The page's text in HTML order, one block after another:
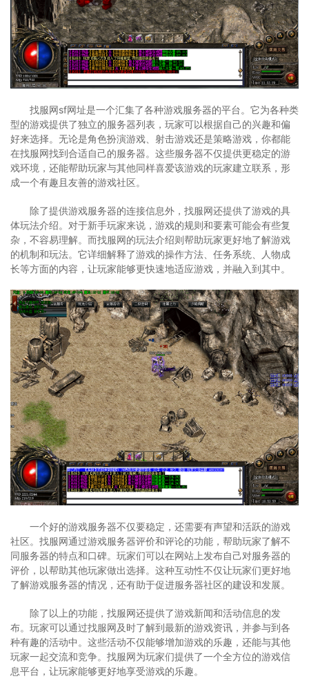
找服网sf网址是一个汇集了各种游戏服务器的平台。它为各种类
型的游戏提供了独立的服务器列表，玩家可以根据自己的兴趣和偏
好来选择。无论是角色扮演游戏、射击游戏还是策略游戏，你都能
在找服网找到合适自己的服务器。这些服务器不仅提供更稳定的游
戏环境，还能帮助玩家与其他同样喜爱该游戏的玩家建立联系，形
成一个有趣且友善的游戏社区。
除了提供游戏服务器的连接信息外，找服网还提供了游戏的具
体玩法介绍。对于新手玩家来说，游戏的规则和要素可能会有些复
杂，不容易理解。而找服网的玩法介绍则帮助玩家更好地了解游戏
的机制和玩法。它详细解释了游戏的操作方法、任务系统、人物成
长等方面的内容，让玩家能够更快速地适应游戏，并融入到其中。
一个好的游戏服务器不仅要稳定，还需要有声望和活跃的游戏
社区。找服网通过游戏服务器评价和评论的功能，帮助玩家了解不
同服务器的特点和口碑。玩家们可以在网站上发布自己对服务器的
评价，以帮助其他玩家做出选择。这种互动性不仅让玩家们更好地
了解游戏服务器的情况，还有助于促进服务器社区的建设和发展。
除了以上的功能，找服网还提供了游戏新闻和活动信息的发
布。玩家可以通过找服网及时了解到最新的游戏资讯，并参与到各
种有趣的活动中。这些活动不仅能够增加游戏的乐趣，还能与其他
玩家一起交流和竞争。找服网为玩家们提供了一个全方位的游戏信
息平台，让玩家能够更好地享受游戏的乐趣。